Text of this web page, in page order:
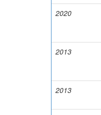
2020
2013
2013